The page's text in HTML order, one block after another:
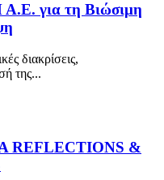
Α.Ε. για τη Βιώσιμη
διακρίσεις,
της...
REFLECTIONS &